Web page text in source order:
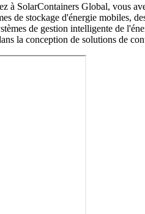
à SolarContainers Global, vous
de stockage d'énergie mobiles,
de gestion intelligente de
la conception de solutions de